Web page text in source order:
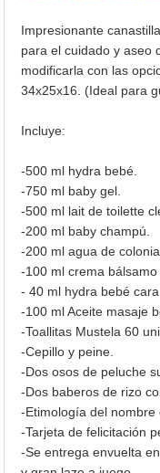
Impresionante
para el cuidado y aseo
modificarla con las
34x25x16. (Ideal para
Incluye:
-500 ml hydra bebé.
-750 ml baby gel.
-500 ml lait de toilette
-200 ml baby champú.
-200 ml agua de
-100 ml crema
- 40 ml hydra bebé cara.
-100 ml Aceite masaje
-Toallitas Mustela 60
-Cepillo y peine.
-Dos osos de peluche
-Dos baberos de rizo
-Etimología del nombre
-Tarjeta de felicitación
-Se entrega envuelta